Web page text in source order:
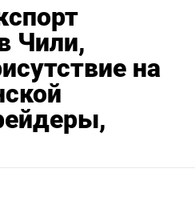
Чили,
на